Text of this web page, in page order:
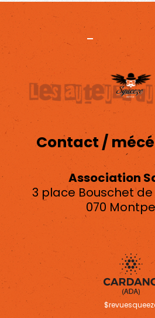
Projet -
Contact /
Association
3 place Bouschet
070